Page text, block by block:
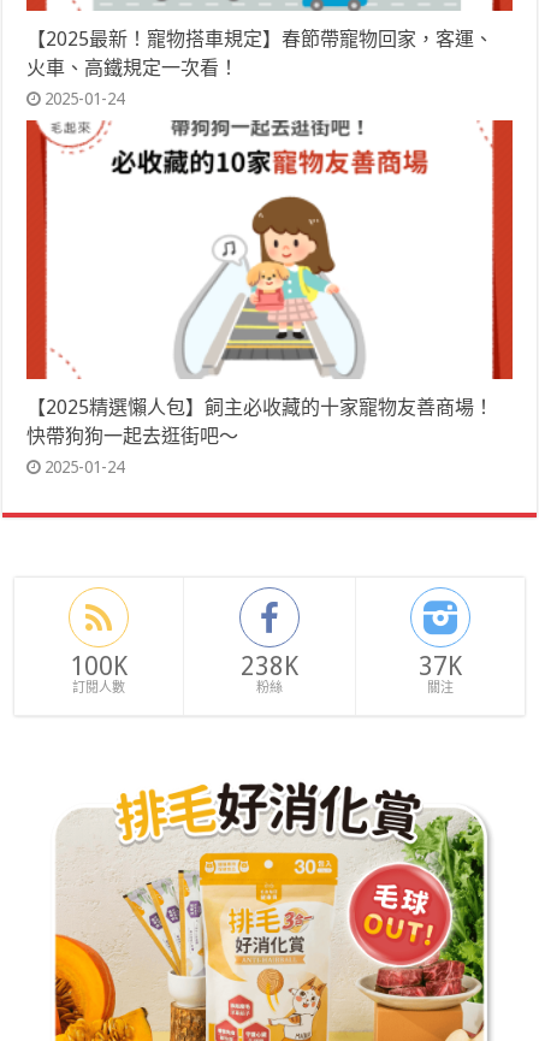
【2025最新！寵物搭車規定】春節帶寵物回家，客運、
火車、高鐵規定一次看！
2025-01-24
【2025精選懶人包】飼主必收藏的十家寵物友善商場！
快帶狗狗一起去逛街吧～
2025-01-24
100K
訂閱人數
238K
粉絲
37K
關注